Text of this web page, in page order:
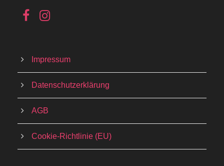
Impressum
Datenschutzerklärung
AGB
Cookie-Richtlinie (EU)